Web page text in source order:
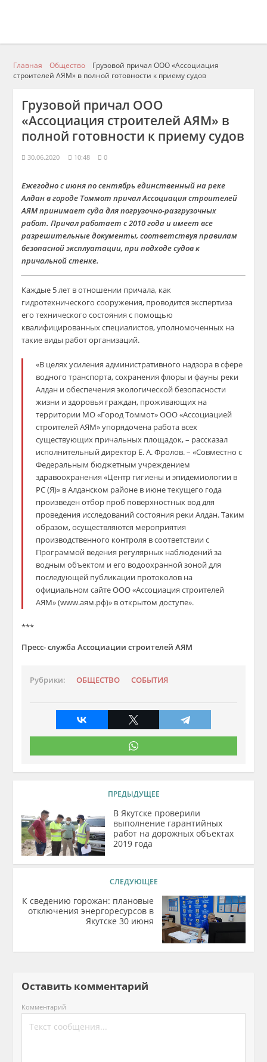
Главная Общество
Грузовой причал ООО «Ассоциация
строителей АЯМ» в полной готовности к приему судов
Грузовой причал ООО
«Ассоциация строителей АЯМ» в
полной готовности к приему судов
30.06.2020 10:48 0
Ежегодно с июня по сентябрь единственный на реке
Алдан в городе Томмот причал Ассоциация строителей
АЯМ принимает суда для погрузочно-разгрузочных
работ. Причал работает с 2010 года и имеет все
разрешительные документы, соответствуя правилам
безопасной эксплуатации, при подходе судов к
причальной стенке.
Каждые 5 лет в отношении причала, как
гидротехнического сооружения, проводится экспертиза
его технического состояния с помощью
квалифицированных специалистов, уполномоченных на
такие виды работ организаций.
«В целях усиления административного надзора в сфере
водного транспорта, сохранения флоры и фауны реки
Алдан и обеспечения экологической безопасности
жизни и здоровья граждан, проживающих на
территории МО «Город Томмот» ООО «Ассоциацией
строителей АЯМ» упорядочена работа всех
существующих причальных площадок, – рассказал
исполнительный директор Е. А. Фролов. – «Совместно с
Федеральным бюджетным учреждением
здравоохранения «Центр гигиены и эпидемиологии в
РС (Я)» в Алданском районе в июне текущего года
произведен отбор проб поверхностных вод для
проведения исследований состояния реки Алдан. Таким
образом, осуществляются мероприятия
производственного контроля в соответствии с
Программой ведения регулярных наблюдений за
водным объектом и его водоохранной зоной для
последующей публикации протоколов на
официальном сайте ООО «Ассоциация строителей
АЯМ» (www.аям.рф)» в открытом доступе».
***
Пресс- служба Ассоциации строителей АЯМ
Рубрики: ОБЩЕСТВО СОБЫТИЯ
ПРЕДЫДУЩЕЕ
В Якутске проверили
выполнение гарантийных
работ на дорожных объектах
2019 года
СЛЕДУЮЩЕЕ
К сведению горожан: плановые
отключения энергоресурсов в
Якутске 30 июня
Оставить комментарий
Комментарий